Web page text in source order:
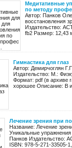
Медитативные
по методу
Автор: Панков
восстановления
Издательство:
fb2 Размер: 12,43
Гимнастика для глаз
Автор: Демирчоглян
Издательство: М.:
Формат: pdf (в архиве
хорошее Описание: В
Лечение зрения при
Название: Лечение
Уникальные
Панков Издательство:
ISBN: 978-5-271-33505-